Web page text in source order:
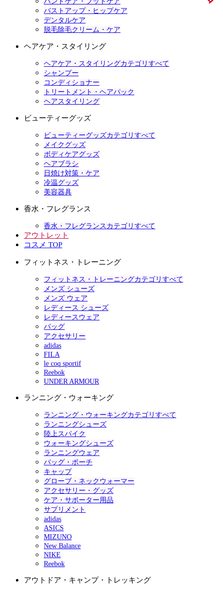
バストアップ・ヒップケア
デンタルケア
脱毛除毛クリーム・ケア
ヘアケア・スタイリング
ヘアケア・スタイリングカテゴリすべて
シャンプー
コンディショナー
トリートメント・ヘアパック
ヘアスタイリング
ビューティーグッズ
ビューティーグッズカテゴリすべて
メイクグッズ
ボディケアグッズ
ヘアブラシ
日焼け対策・ケア
冷温グッズ
美容器具
香水・フレグランス
香水・フレグランスカテゴリすべて
アウトレット
コスメ TOP
フィットネス・トレーニング
フィットネス・トレーニングカテゴリすべて
メンズ シューズ
メンズ ウェア
レディース シューズ
レディースウェア
バッグ
アクセサリー
adidas
FILA
le coq sportif
Reebok
UNDER ARMOUR
ランニング・ウォーキング
ランニング・ウォーキングカテゴリすべて
ランニングシューズ
陸上スパイク
ウォーキングシューズ
ランニングウェア
バッグ・ポーチ
キャップ
グローブ・ネックウォーマー
アクセサリー・グッズ
ケア・サポーター用品
サプリメント
adidas
ASICS
MIZUNO
New Balance
NIKE
Reebok
アウトドア・キャンプ・トレッキング